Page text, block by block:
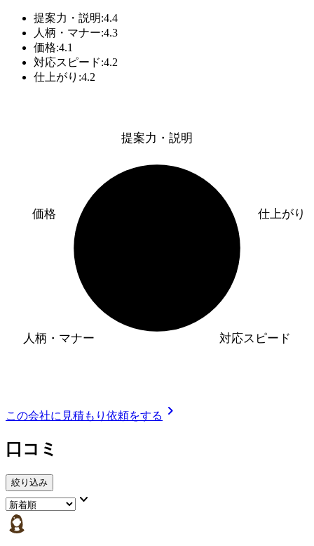
提案力・説明:4.4
人柄・マナー:4.3
価格:4.1
対応スピード:4.2
仕上がり:4.2
提案力・説明
仕上がり
対応スピード
人柄・マナー
価格
この会社に見積もり依頼をする chevron_right
口コミ
絞り込み
keyboard_arrow_down